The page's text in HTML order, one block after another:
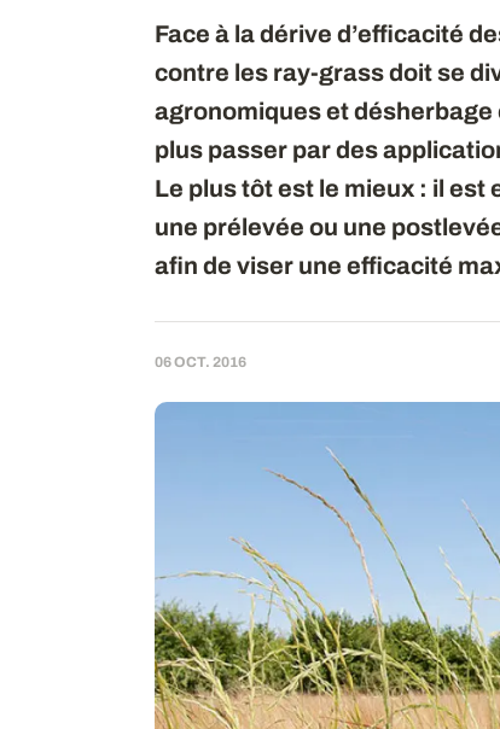
Face à la dérive d’efficacité
contre les ray-grass doit se
agronomiques et désherbage
plus passer par des
Le plus tôt est le mieux : il
une prélevée ou une
afin de viser une efficacité
06 OCT. 2016